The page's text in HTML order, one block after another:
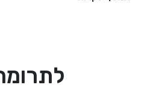
לתרומה